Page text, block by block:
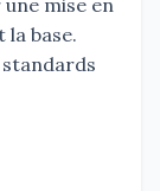
mise en
base.